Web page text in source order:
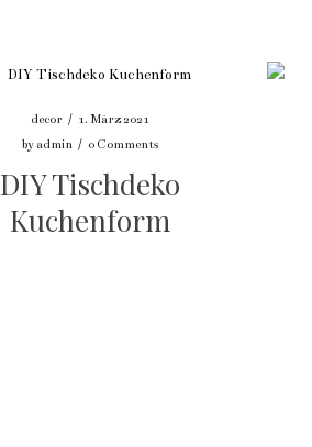
decor / 1. März 2021
by admin / 0 Comments
DIY Tischdeko
Kuchenform